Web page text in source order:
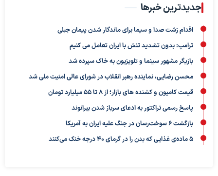
جدیدترین خبرها
اقدام زشت صدا و سیما برای ماندگار شدن پیمان جبلی
ترامپ: بدون تشدید تنش با ایران تعامل می کنیم
بازیگر مشهور سینما و تلویزیون به خاک سپرده شد
محسن رضایی، نماینده رهبر انقلاب در شورای عالی امنیت ملی شد
قیمت کامیون و کشنده های بازار؛ از ۸ تا ۵۵ میلیارد تومان
پاسخ رسمی تراکتور به ادعای سرباز شدن بیرانوند
بازگشت ۶ سوخت‌رسان در جنگ علیه ایران به آمریکا
۵ ماده‌ی غذایی که بدن را در گرمای ۴۰ درجه خنک می‌کنند